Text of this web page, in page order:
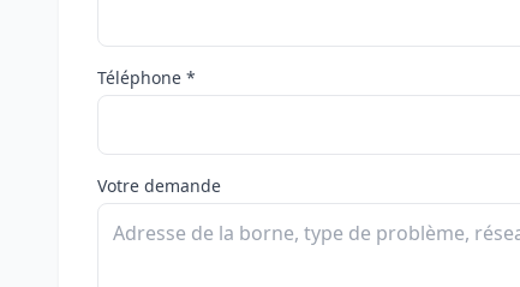
Téléphone *
Votre demande